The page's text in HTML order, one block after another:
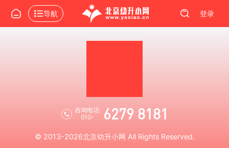
导航 登录
咨询电话:
010-
6279 8181
© 2013-2026北京幼升小网 All Rights Reserved.